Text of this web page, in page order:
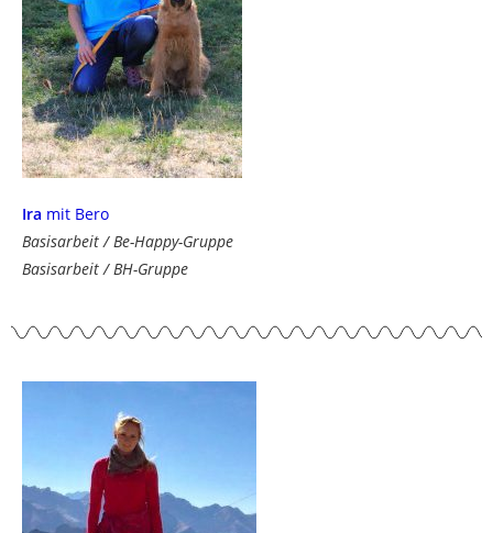
Ira mit Bero
Basisarbeit / Be-Happy-Gruppe
Basisarbeit / BH-Gruppe